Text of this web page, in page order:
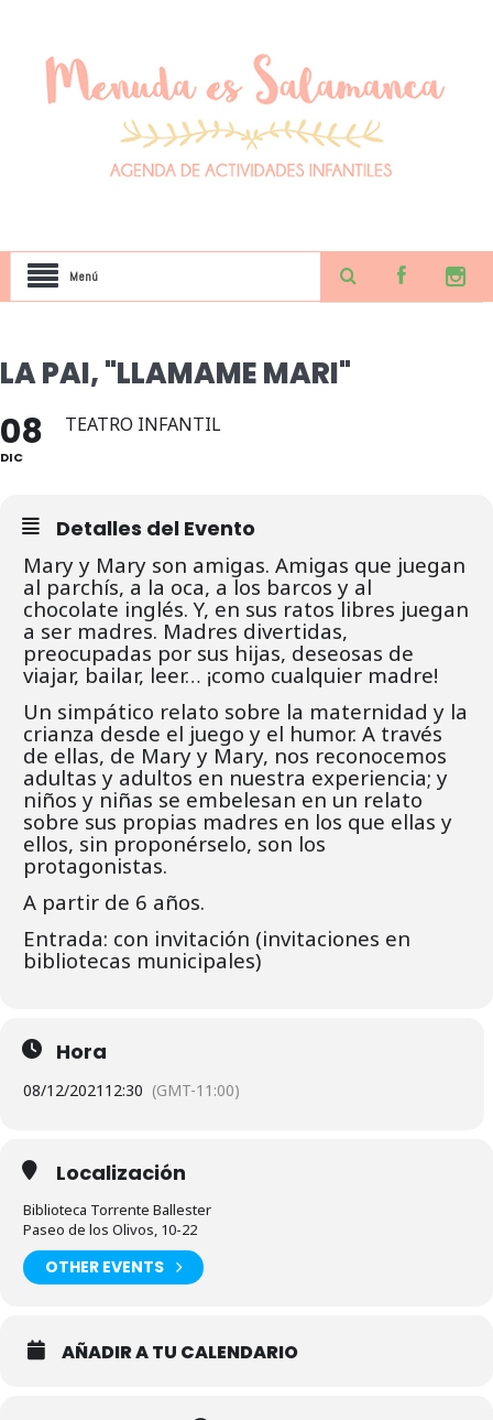
Menú
LA PAI, "LLAMAME MARI"
08
DIC
TEATRO INFANTIL
Detalles del Evento
Mary y Mary son amigas. Amigas que juegan
al parchís, a la oca, a los barcos y al
chocolate inglés. Y, en sus ratos libres juegan
a ser madres. Madres divertidas,
preocupadas por sus hijas, deseosas de
viajar, bailar, leer… ¡como cualquier madre!
Un simpático relato sobre la maternidad y la
crianza desde el juego y el humor. A través
de ellas, de Mary y Mary, nos reconocemos
adultas y adultos en nuestra experiencia; y
niños y niñas se embelesan en un relato
sobre sus propias madres en los que ellas y
ellos, sin proponérselo, son los
protagonistas.
A partir de 6 años.
Entrada: con invitación (invitaciones en
bibliotecas municipales)
Hora
08/12/2021 12:30 (GMT-11:00)
Localización
Biblioteca Torrente Ballester
Paseo de los Olivos, 10-22
OTHER EVENTS
AÑADIR A TU CALENDARIO